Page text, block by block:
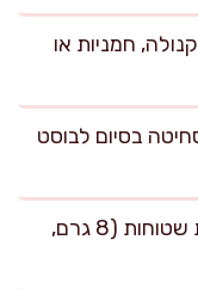
שמן קנולה, חמניות או
וסחיטה בסיום לבוסט
פטרוזיליה טרייה קצוצה – 2 כפות שטוחות (8 גרם,